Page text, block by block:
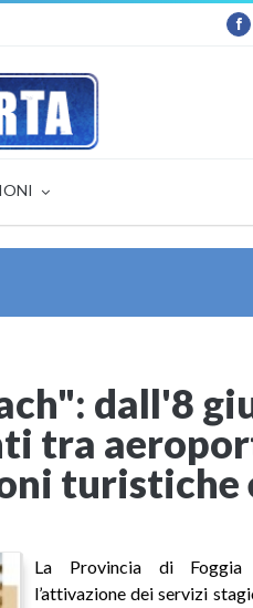
dall'8
tra
turistiche
La Provincia di Foggia
l’attivazione dei servizi